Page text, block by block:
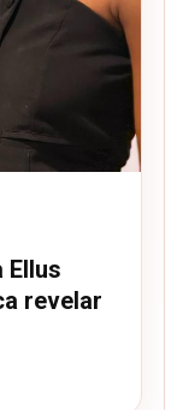
Ellus
revelar